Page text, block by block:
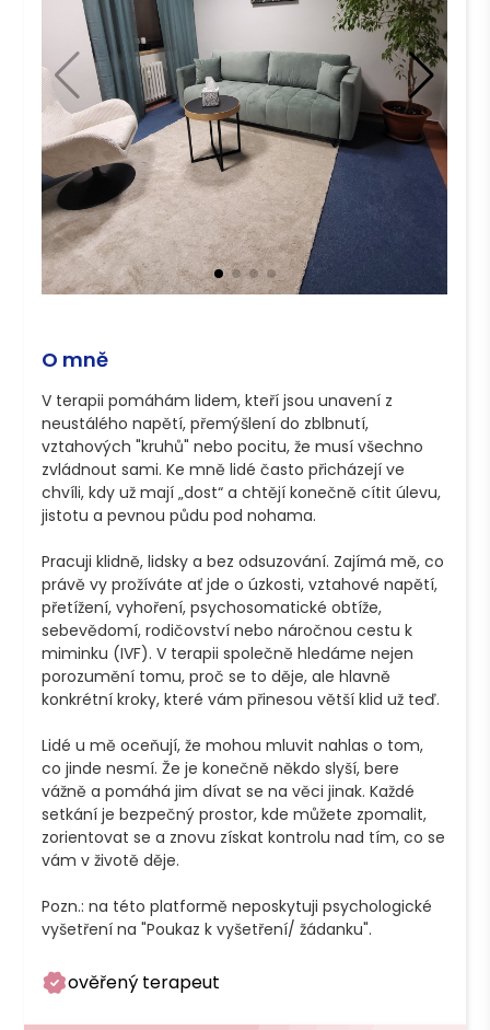
O mně
V terapii pomáhám lidem, kteří jsou unavení z
neustálého napětí, přemýšlení do zblbnutí,
vztahových "kruhů" nebo pocitu, že musí všechno
zvládnout sami. Ke mně lidé často přicházejí ve
chvíli, kdy už mají „dost“ a chtějí konečně cítit úlevu,
jistotu a pevnou půdu pod nohama.
Pracuji klidně, lidsky a bez odsuzování. Zajímá mě, co
právě vy prožíváte ať jde o úzkosti, vztahové napětí,
přetížení, vyhoření, psychosomatické obtíže,
sebevědomí, rodičovství nebo náročnou cestu k
miminku (IVF). V terapii společně hledáme nejen
porozumění tomu, proč se to děje, ale hlavně
konkrétní kroky, které vám přinesou větší klid už teď.
Lidé u mě oceňují, že mohou mluvit nahlas o tom,
co jinde nesmí. Že je konečně někdo slyší, bere
vážně a pomáhá jim dívat se na věci jinak. Každé
setkání je bezpečný prostor, kde můžete zpomalit,
zorientovat se a znovu získat kontrolu nad tím, co se
vám v životě děje.
Pozn.: na této platformě neposkytuji psychologické
vyšetření na "Poukaz k vyšetření/ žádanku".
ověřený terapeut